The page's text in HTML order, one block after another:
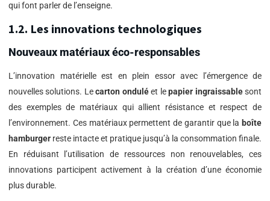
qui font parler de l’enseigne.
1.2. Les innovations technologiques
Nouveaux matériaux éco-responsables
L’innovation matérielle est en plein essor avec l’émergence de
nouvelles solutions. Lecarton onduléet lepapier ingraissablesont
des exemples de matériaux qui allient résistance et respect de
l’environnement. Ces matériaux permettent de garantir que la boîte
hamburger reste intacte et pratique jusqu’à la consommation finale.
En réduisant l’utilisation de ressources non renouvelables, ces
innovations participent activement à la création d’une économie
plus durable.